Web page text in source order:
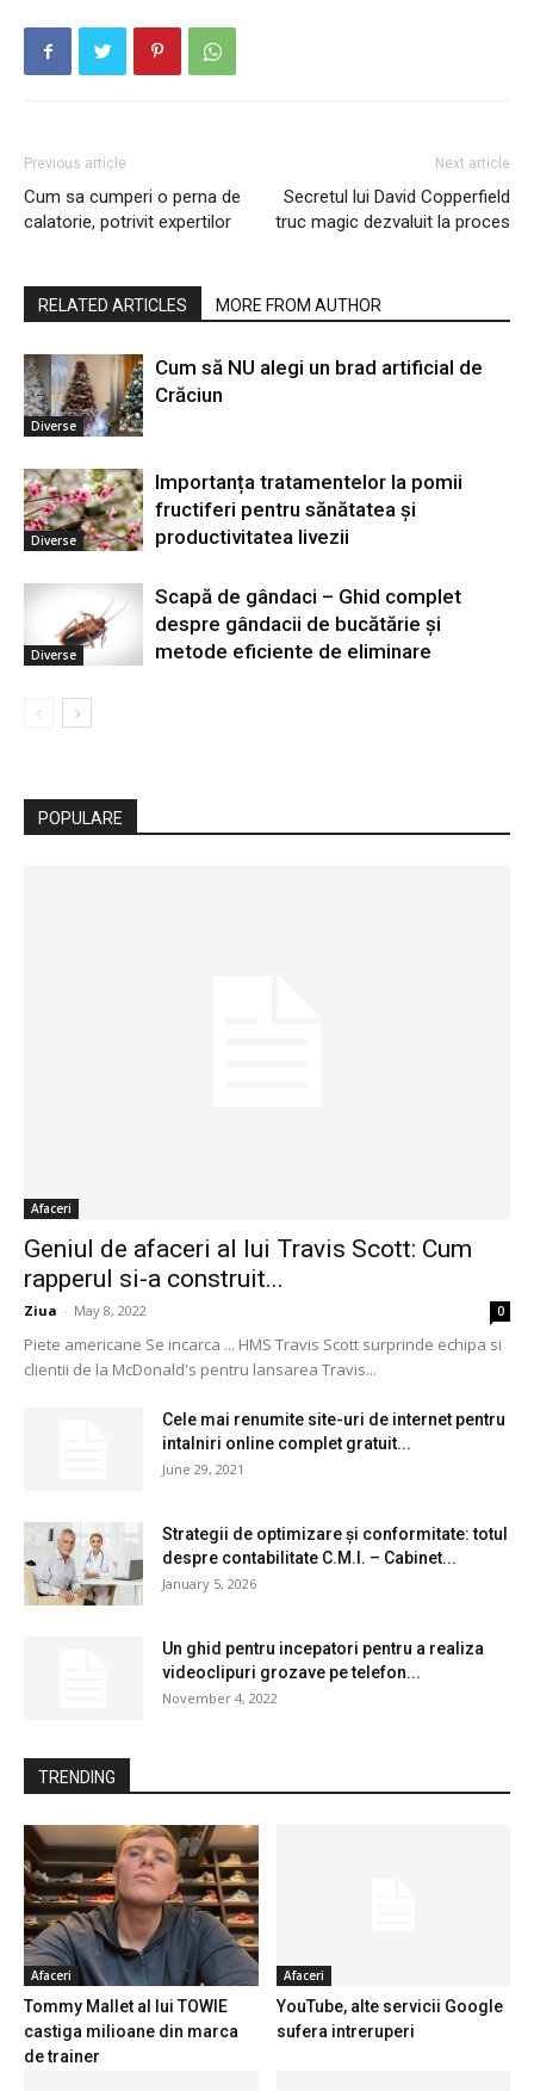
Previous article
Cum sa cumperi o perna de
calatorie, potrivit expertilor
Next article
Secretul lui David Copperfield
truc magic dezvaluit la proces
RELATED ARTICLES MORE FROM AUTHOR
Diverse
Cum să NU alegi un brad artificial de
Crăciun
Diverse
Importanța tratamentelor la pomii
fructiferi pentru sănătatea și
productivitatea livezii
Diverse
Scapă de gândaci – Ghid complet
despre gândacii de bucătărie și
metode eficiente de eliminare
POPULARE
Afaceri
Geniul de afaceri al lui Travis Scott: Cum
rapperul si-a construit...
Ziua - May 8, 2022 0
Piete americane Se incarca ... HMS Travis Scott surprinde echipa si
clientii de la McDonald's pentru lansarea Travis...
Cele mai renumite site-uri de internet pentru
intalniri online complet gratuit...
June 29, 2021
Strategii de optimizare și conformitate: totul
despre contabilitate C.M.I. – Cabinet...
January 5, 2026
Un ghid pentru incepatori pentru a realiza
videoclipuri grozave pe telefon...
November 4, 2022
TRENDING
Afaceri
Tommy Mallet al lui TOWIE
castiga milioane din marca
de trainer
Afaceri
YouTube, alte servicii Google
sufera intreruperi